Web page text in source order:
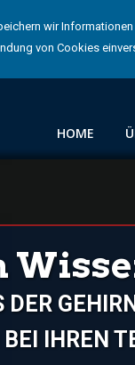
HOME
IHREN
wir Informationen
von Cookies